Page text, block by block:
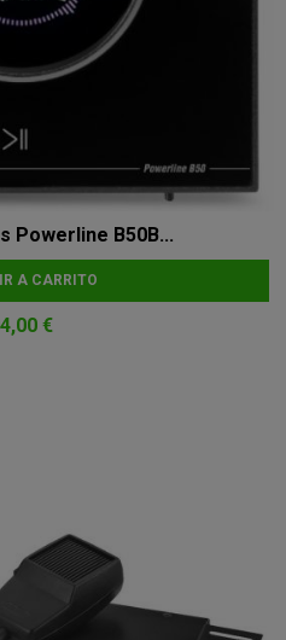
Powerline B50B...
A CARRITO
€